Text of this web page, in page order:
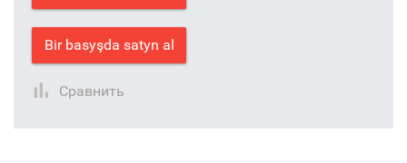
Bir basyşda satyn al
Сравнить